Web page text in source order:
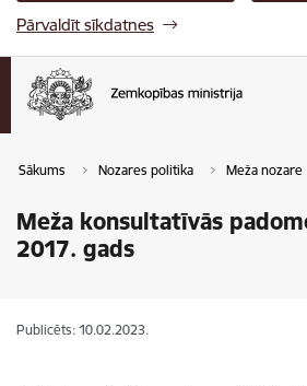
Pārvaldīt sīkdatnes
Sākums Nozares politika Meža nozare
Meža konsultatīvās
2017. gads
Publicēts: 10.02.2023.